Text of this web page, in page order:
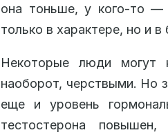
она тоньше, у кого-то —
только в характере, но и в
Некоторые люди могут
наоборот, черствыми. Но
еще и уровень
тестостерона